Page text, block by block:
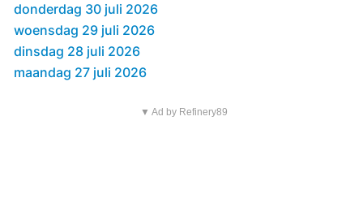
donderdag 30 juli 2026
woensdag 29 juli 2026
dinsdag 28 juli 2026
maandag 27 juli 2026
▼ Ad by Refinery89